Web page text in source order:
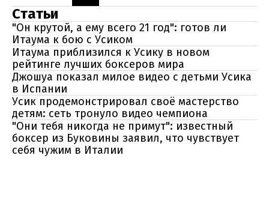
Статьи
"Он крутой, а ему всего 21 год": готов ли
Итаума к бою с Усиком
Итаума приблизился к Усику в новом
рейтинге лучших боксеров мира
Джошуа показал милое видео с детьми Усика
в Испании
Усик продемонстрировал своё мастерство
детям: сеть тронуло видео чемпиона
"Они тебя никогда не примут": известный
боксер из Буковины заявил, что чувствует
себя чужим в Италии